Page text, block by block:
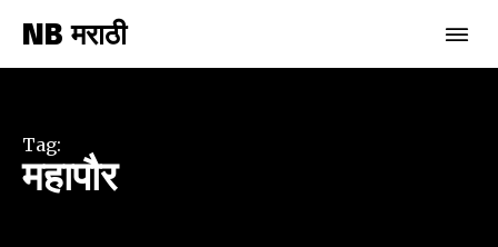
NB मराठी
Tag:
महापौर